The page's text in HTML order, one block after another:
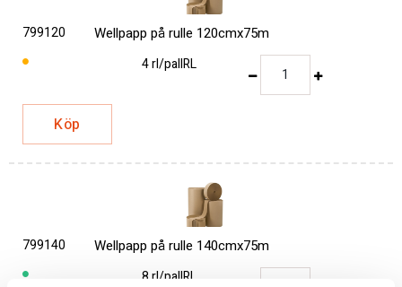
799120 Wellpapp på rulle 120cmx75m
4 rl/pallRL
Köp
799140 Wellpapp på rulle 140cmx75m
8 rl/pallRL